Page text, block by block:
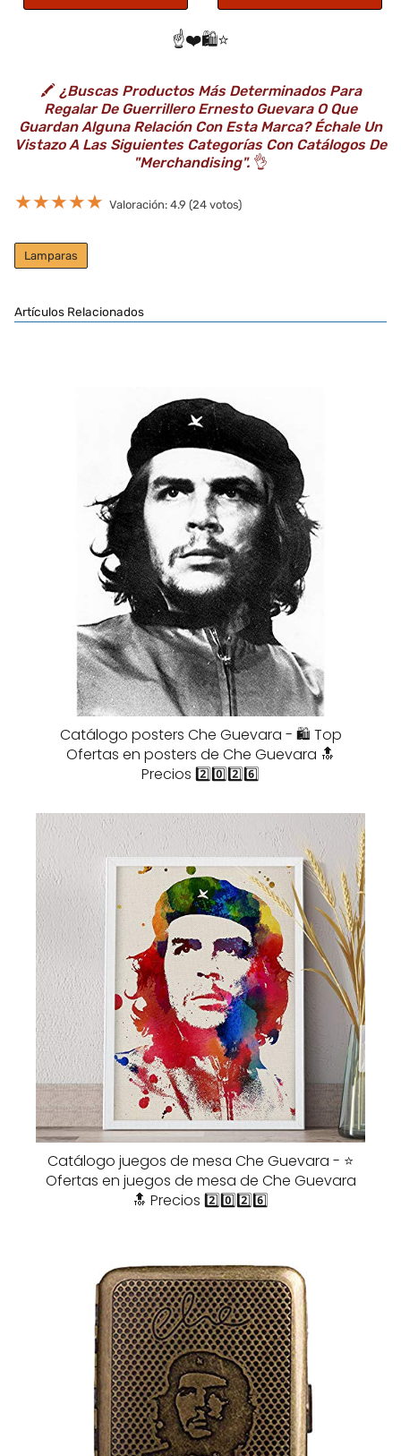
☝️❤️🛍️⭐️
🖍️ ¿Buscas Productos Más Determinados Para
Regalar De Guerrillero Ernesto Guevara O Que
Guardan Alguna Relación Con Esta Marca? Échale Un
Vistazo A Las Siguientes Categorías Con Catálogos De
"Merchandising". 👌
★★★★★ Valoración: 4.9 (24 votos)
Lamparas
Artículos Relacionados
Catálogo posters Che Guevara - 🛍️ Top
Ofertas en posters de Che Guevara 🔝
Precios 2️⃣0️⃣2️⃣6️⃣
Catálogo juegos de mesa Che Guevara - ⭐️
Ofertas en juegos de mesa de Che Guevara
🔝 Precios 2️⃣0️⃣2️⃣6️⃣